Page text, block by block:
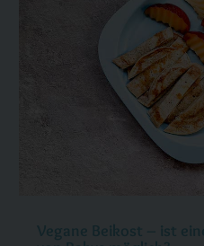
Vegane Beikost – ist